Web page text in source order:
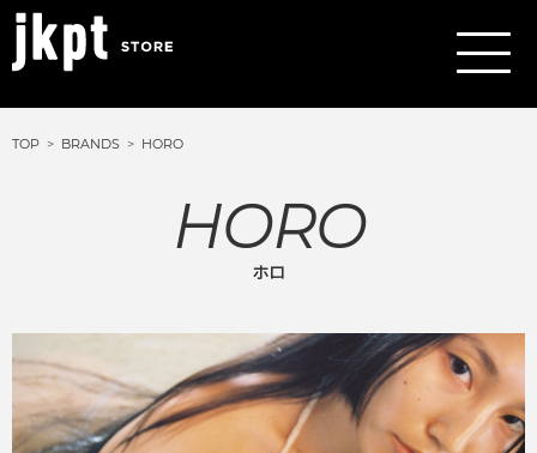
TOP BRANDS HORO
HORO
ホロ